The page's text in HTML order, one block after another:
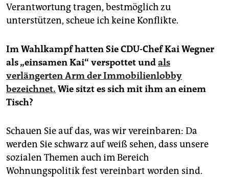
Verantwortung tragen, bestmöglich zu
unterstützen, scheue ich keine Konflikte.
Im Wahlkampf hatten Sie CDU-Chef Kai Wegner
als „einsamen Kai“ verspottet undals
verlängerten Arm der Immobilienlobby
bezeichnet. Wie sitzt es sich mit ihm an einem
Tisch?
Schauen Sie auf das, was wir vereinbaren: Da
werden Sie schwarz auf weiß sehen, dass unsere
sozialen Themen auch im Bereich
Wohnungspolitik fest vereinbart worden sind.